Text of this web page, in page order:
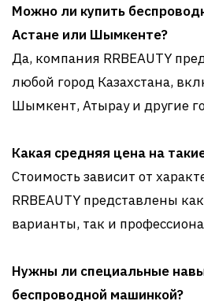
Можно ли купить
Астане или Шымкенте?
Да, компания RRBEAUTY
любой город Казахстана,
Шымкент, Атырау и другие
Какая средняя цена на
Стоимость зависит от
RRBEAUTY представлены
варианты, так и
Нужны ли специальные
беспроводной машинкой?